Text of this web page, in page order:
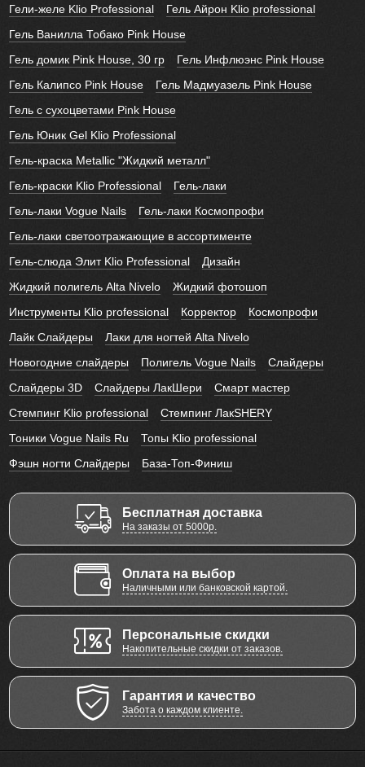
Гели-желе Klio Professional
Гель Айрон Klio professional
Гель Ванилла Тобако Pink House
Гель домик Pink House, 30 гр
Гель Инфлюэнс Pink House
Гель Калипсо Pink House
Гель Мадмуазель Pink House
Гель с сухоцветами Pink House
Гель Юник Gel Klio Professional
Гель-краска Metallic "Жидкий металл"
Гель-краски Klio Professional
Гель-лаки
Гель-лаки Vogue Nails
Гель-лаки Космопрофи
Гель-лаки светоотражающие в ассортименте
Гель-слюда Элит Klio Professional
Дизайн
Жидкий полигель Alta Nivelo
Жидкий фотошоп
Инструменты Klio professional
Корректор
Космопрофи
Лайк Слайдеры
Лаки для ногтей Alta Nivelo
Новогодние слайдеры
Полигель Vogue Nails
Слайдеры
Слайдеры 3D
Слайдеры ЛакШери
Смарт мастер
Стемпинг Klio professional
Стемпинг ЛакSHERY
Тоники Vogue Nails Ru
Топы Klio professional
Фэшн ногти Слайдеры
База-Топ-Финиш
Бесплатная доставка
На заказы от 5000р.
Оплата на выбор
Наличными или банковской картой.
Персональные скидки
Накопительные скидки от заказов.
Гарантия и качество
Забота о каждом клиенте.